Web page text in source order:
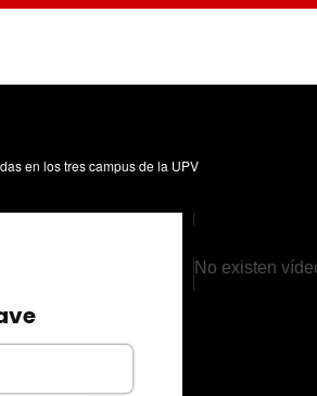
en los tres campus de la UPV
No existen